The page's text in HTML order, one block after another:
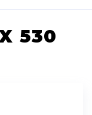
530